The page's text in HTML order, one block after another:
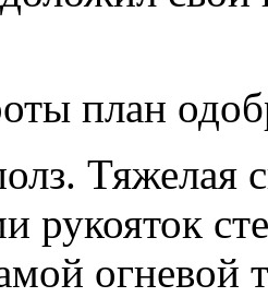
план
Тяжелая
рукояток
огневой